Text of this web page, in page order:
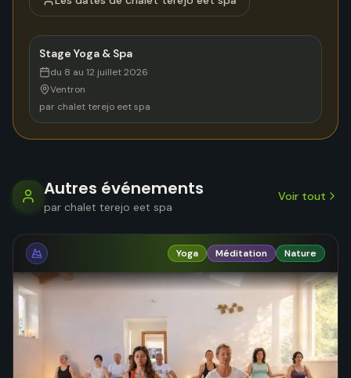
Stage Yoga & Spa
du 8 au 12 juillet 2026
Ventron
par chalet terejo eet spa
Autres événements
par chalet terejo eet spa
Voir tout
Yoga Méditation Nature